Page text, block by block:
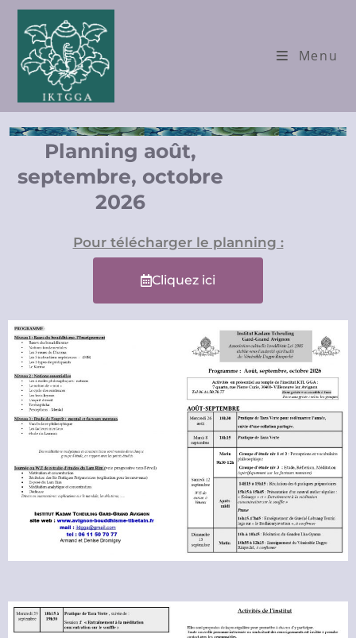
Menu
Planning août,
septembre, octobre
2026
Pour télécharger le planning :
Cliquez ici